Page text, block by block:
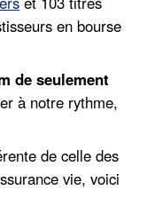
en bourse
de seulement
à notre rythme,
de celle des
vie, voici